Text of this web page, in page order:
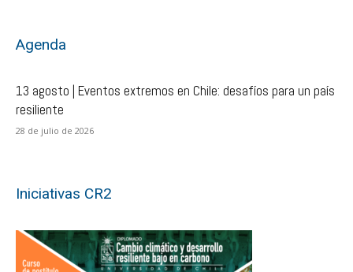
Agenda
13 agosto | Eventos extremos en Chile: desafíos para un país
resiliente
28 de julio de 2026
Iniciativas CR2